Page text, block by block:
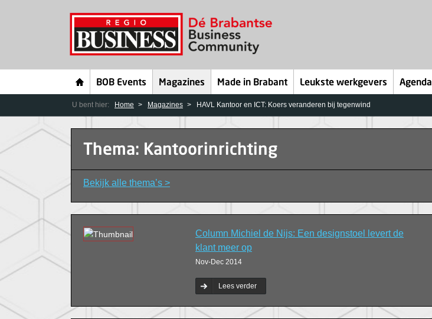
BOB Events Magazines Made in Brabant Leukste werkgevers Agenda
U bent hier: Home Magazines HAVL Kantoor en ICT: Koers veranderen bij tegenwind
Thema: Kantoorinrichting
Bekijk alle thema’s >
Column Michiel de Nijs: Een designstoel levert de
klant meer op
Nov-Dec 2014
Lees verder